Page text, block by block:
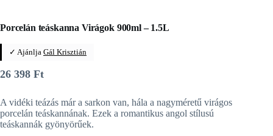
Porcelán teáskanna Virágok 900ml – 1.5L
✓ Ajánlja Gál Krisztián
26 398 Ft
A vidéki teázás már a sarkon van, hála a nagyméretű virágos
porcelán teáskannának. Ezek a romantikus angol stílusú
teáskannák gyönyörűek.